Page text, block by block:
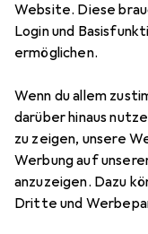
Website. Diese
Login und
ermöglichen.
Wenn du allem
darüber hinaus
zu zeigen, unsere
Werbung auf
anzuzeigen. Dazu
Dritte und
Uhlsport
Herren
S
Preis in EUR inkl.
EUR
36,84
Bewertungen